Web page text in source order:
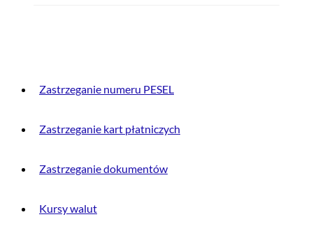
Zastrzeganie numeru PESEL
Zastrzeganie kart płatniczych
Zastrzeganie dokumentów
Kursy walut